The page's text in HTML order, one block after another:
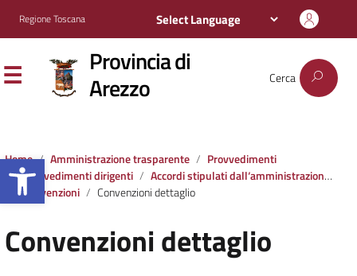
Apri la barra degli strumenti
Regione Toscana
Provincia di
Arezzo Cerca
Home Amministrazione trasparente
Provvedimenti
Provvedimenti dirigenti
Accordi stipulati dall‘amministrazione con soggetti privati o con altre amministrazioni pubbliche
Convenzioni
Convenzioni dettaglio
Convenzioni dettaglio